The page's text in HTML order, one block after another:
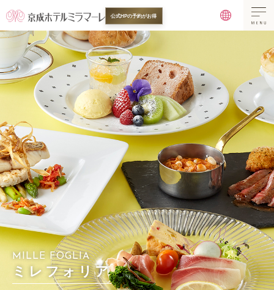
公式HPの予約がお得
MILLE FOGLIA
ミレフォリア